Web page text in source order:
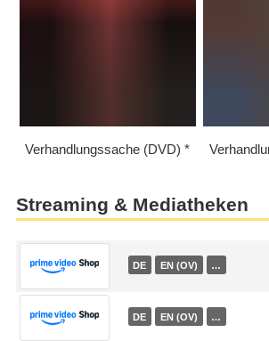
Verhandlungssache (DVD)
Streaming & Mediatheken
DE EN (OV) …
DE EN (OV) …